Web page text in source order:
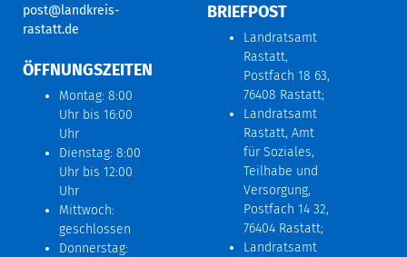
post@landkreis-
rastatt.de
ÖFFNUNGSZEITEN
Montag: 8:00
Uhr bis 16:00
Uhr
Dienstag: 8:00
Uhr bis 12:00
Uhr
Mittwoch:
geschlossen
Donnerstag:
BRIEFPOST
Landratsamt
Rastatt,
Postfach 18 63,
76408 Rastatt;
Landratsamt
Rastatt, Amt
für Soziales,
Teilhabe und
Versorgung,
Postfach 14 32,
76404 Rastatt;
Landratsamt